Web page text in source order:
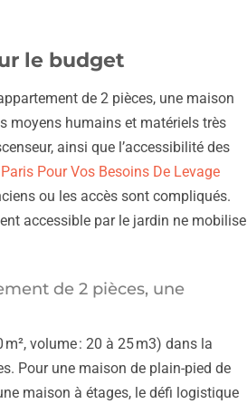
le budget
de 2 pièces, une maison
moyens humains et matériels très
ainsi que l’accessibilité des
Pour Vos Besoins De Levage
ou les accès sont compliqués.
accessible par le jardin ne mobilise
de 2 pièces, une
volume : 20 à 25 m3) dans la
Pour une maison de plain-pied de
maison à étages, le défi logistique